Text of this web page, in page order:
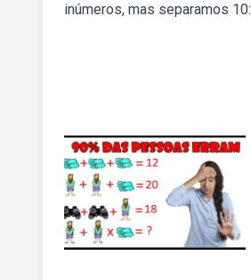
inúmeros, mas separamos 10: